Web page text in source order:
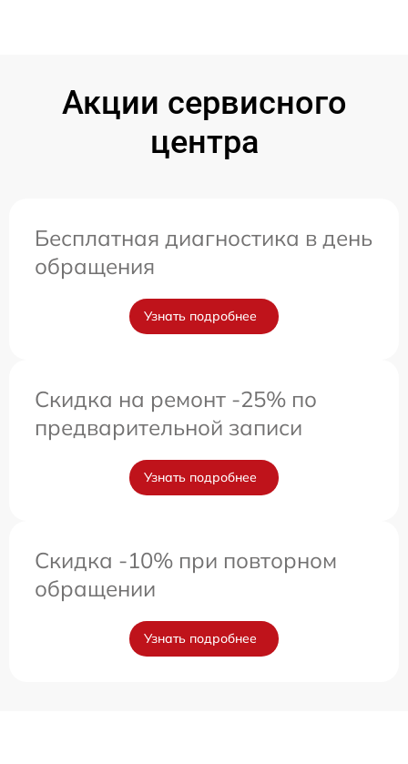
Акции сервисного
центра
Бесплатная диагностика в день
обращения
Узнать подробнее
Скидка на ремонт -25% по
предварительной записи
Узнать подробнее
Скидка -10% при повторном
обращении
Узнать подробнее